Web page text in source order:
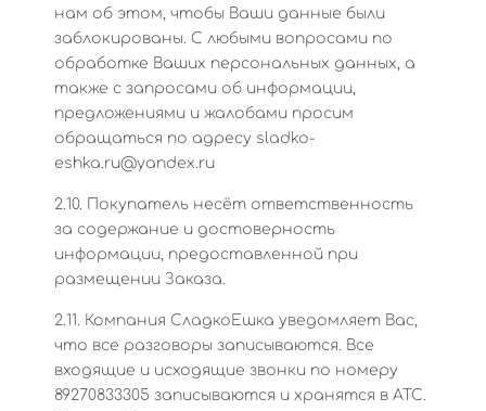
нам об этом, чтобы Ваши данные были
заблокированы. С любыми вопросами по
обработке Ваших персональных данных, а
также с запросами об информации,
предложениями и жалобами просим
обращаться по адресу sladko-
eshka.ru@yandex.ru
2.10. Покупатель несёт ответственность
за содержание и достоверность
информации, предоставленной при
размещении Заказа.
2.11. Компания СладкоЕшка уведомляет Вас,
что все разговоры записываются. Все
входящие и исходящие звонки по номеру
89270833305 записываются и хранятся в АТС.